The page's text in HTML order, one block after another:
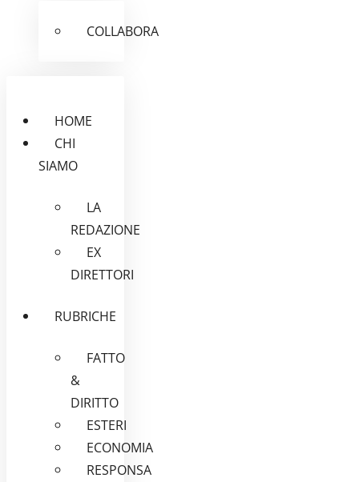
COLLABORA
HOME
CHI
SIAMO
LA
REDAZIONE
EX
DIRETTORI
RUBRICHE
FATTO
&
DIRITTO
ESTERI
ECONOMIA
RESPONSA